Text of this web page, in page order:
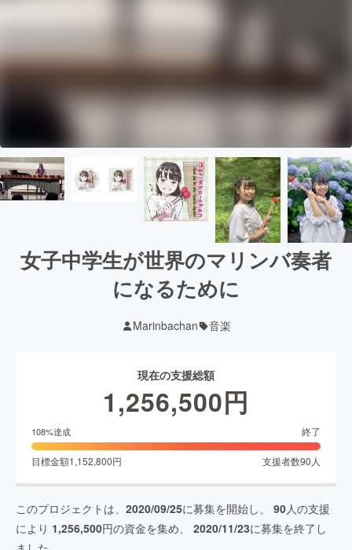
女子中学生が世界のマリンバ奏者
になるために
Marinbachan 音楽
現在の支援総額
1,256,500円
108%達成 終了
目標金額1,152,800円 支援者数90人
このプロジェクトは、 2020/09/25に募集を開始し、 90人の支援
により 1,256,500円の資金を集め、 2020/11/23に募集を終了し